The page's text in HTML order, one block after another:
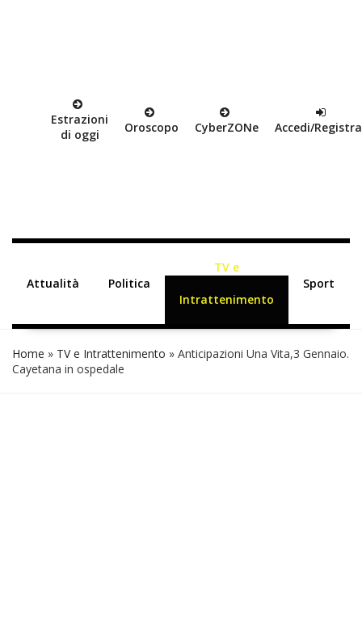
Estrazioni
di oggi
Oroscopo CyberZONe Accedi/
Attualità Politica
TV e
Intrattenimento
Sport
Home » TV e Intrattenimento » Anticipazioni Una Vita,3 Gennaio.
Cayetana in ospedale